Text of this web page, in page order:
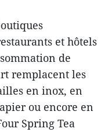
et hôtels
de
remplacent les
en inox, en
ou encore en
Spring Tea